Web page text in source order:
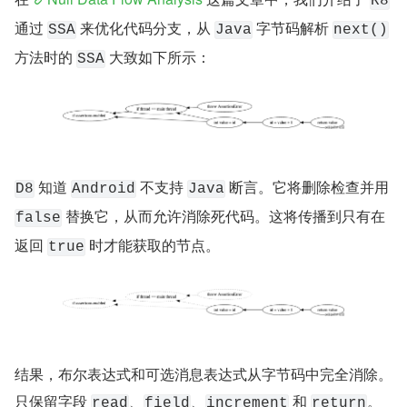
通过 SSA 来优化代码分支，从 Java 字节码解析 next()
方法时的 SSA 大致如下所示：
D8 知道 Android 不支持 Java
false 替换它，从而允许消除死代码。这将传播到只有在
返回 true 时才能获取的节点。
结果，布尔表达式和可选消息表达式从字节码中完全消除。
只保留字段 read 、 field 、 increment 和 return。